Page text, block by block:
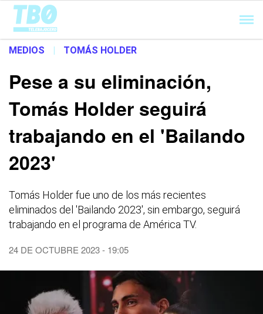
Cargando...
MEDIOS | TOMÁS HOLDER
Pese a su eliminación,
Tomás Holder seguirá
trabajando en el 'Bailando
2023'
Tomás Holder fue uno de los más recientes
eliminados del 'Bailando 2023', sin embargo, seguirá
trabajando en el programa de América TV.
24 DE OCTUBRE 2023 - 19:05